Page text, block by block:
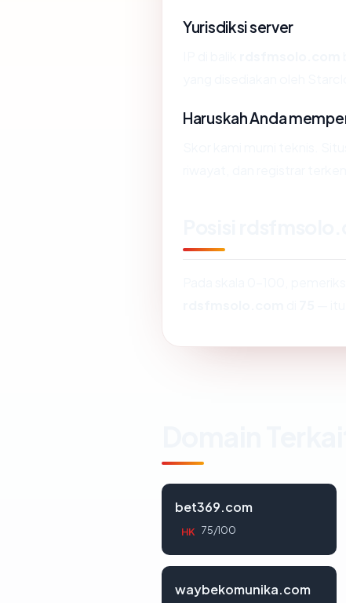
Yurisdiksi server
Haruskah Anda
bet369.com
HK 75/100
waybekomunika.com